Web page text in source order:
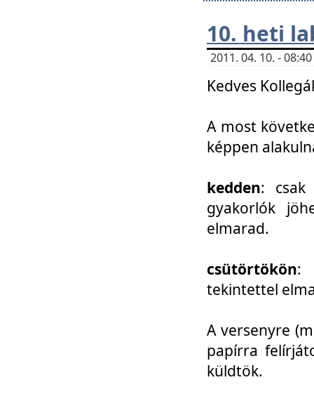
10. heti
2011. 04. 10. -
Kedves
A most
képpen
kedden: csak
gyakorlók
elmarad.
csütörtökön:
tekintettel
A versenyre
papírra
küldtök.